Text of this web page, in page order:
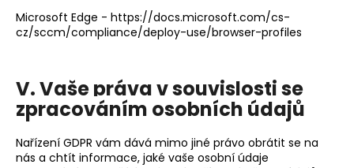
Microsoft Edge - https://docs.microsoft.com/cs-
cz/sccm/compliance/deploy-use/browser-profiles
V. Vaše práva v souvislosti se
zpracováním osobních údajů
Nařízení GDPR vám dává mimo jiné právo obrátit se na
nás a chtít informace, jaké vaše osobní údaje